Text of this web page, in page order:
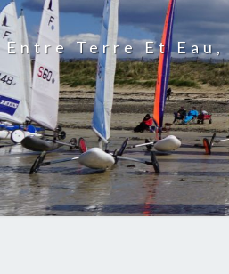
Entre Terre Et